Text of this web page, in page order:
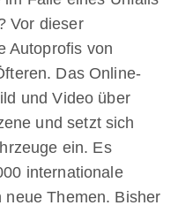
Vor dieser
Autoprofis von
Das Online-
und Video über
und setzt sich
ein. Es
internationale
neue Themen. Bisher